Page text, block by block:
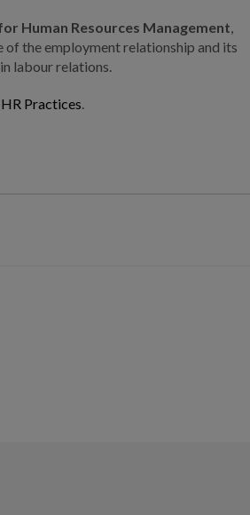
Human Resources Management
the employment relationship and its
labour relations.
Practices